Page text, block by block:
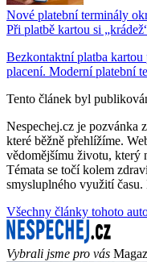
Nové platební terminály
Při platbě kartou si
Bezkontaktní platba
placení. Moderní platební
Tento článek byl
Nespechej.cz je pozvánka
které běžně přehlížíme.
vědomějšímu životu, který
Témata se točí kolem
smysluplného využití
Všechny články tohoto
Vybrali jsme pro vás